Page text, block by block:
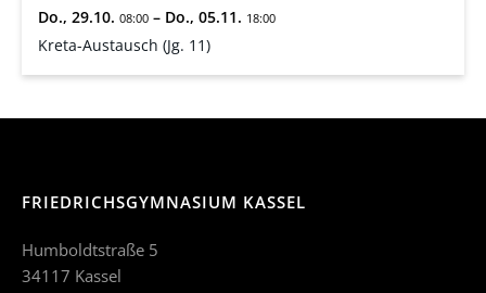
Do., 29.10. 08:00 – Do., 05.11. 18:00
Kreta-Austausch (Jg. 11)
FRIEDRICHSGYMNASIUM KASSEL
Humboldtstraße 5
34117 Kassel